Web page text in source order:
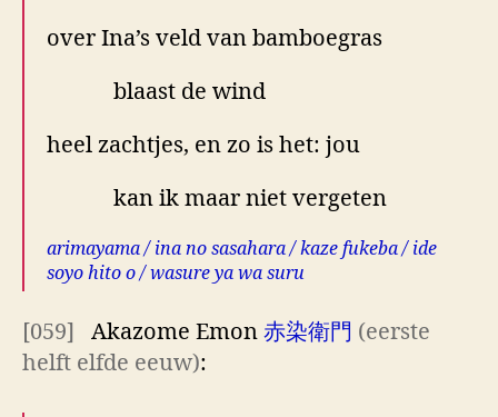
over Ina’s veld van bamboegras
blaast de wind
heel zachtjes, en zo is het: jou
kan ik maar niet vergeten
arimayama / ina no sasahara / kaze fukeba / ide
soyo hito o / wasure ya wa suru
[059] Akazome Emon 赤染衛門 (eerste
helft elfde eeuw):